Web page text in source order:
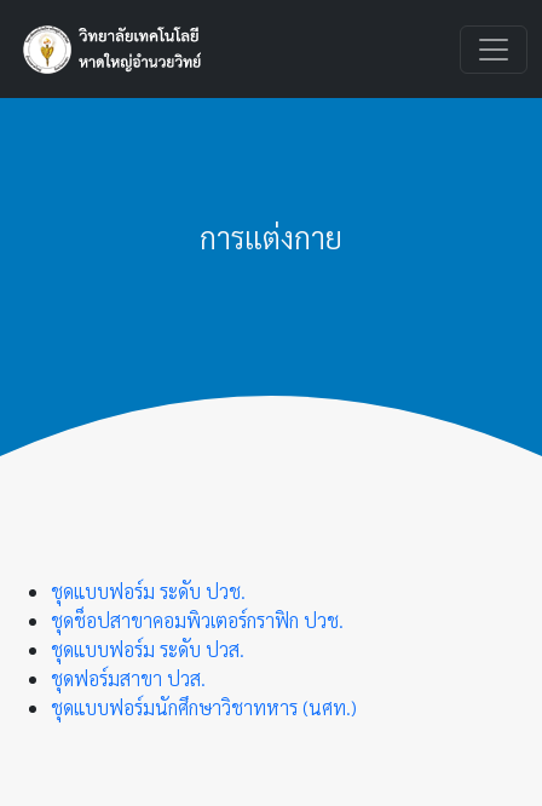
การแต่งกาย
ชุดแบบฟอร์ม ระดับ ปวช.
ชุดช็อปสาขาคอมพิวเตอร์กราฟิก ปวช.
ชุดแบบฟอร์ม ระดับ ปวส.
ชุดฟอร์มสาขา ปวส.
ชุดแบบฟอร์มนักศึกษาวิชาทหาร (นศท.)